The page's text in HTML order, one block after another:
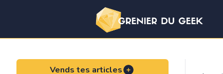
Vends tes articles